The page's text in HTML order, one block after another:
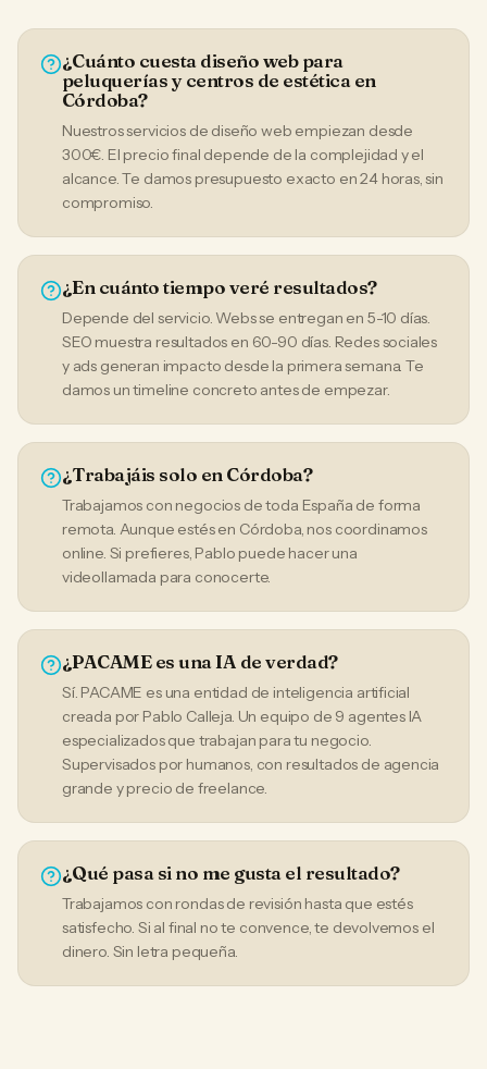
¿Cuánto cuesta diseño web para
peluquerías y centros de estética en
Córdoba?
Nuestros servicios de diseño web empiezan desde
300€. El precio final depende de la complejidad y el
alcance. Te damos presupuesto exacto en 24 horas, sin
compromiso.
¿En cuánto tiempo veré resultados?
Depende del servicio. Webs se entregan en 5-10 días.
SEO muestra resultados en 60-90 días. Redes sociales
y ads generan impacto desde la primera semana. Te
damos un timeline concreto antes de empezar.
¿Trabajáis solo en Córdoba?
Trabajamos con negocios de toda España de forma
remota. Aunque estés en Córdoba, nos coordinamos
online. Si prefieres, Pablo puede hacer una
videollamada para conocerte.
¿PACAME es una IA de verdad?
Sí. PACAME es una entidad de inteligencia artificial
creada por Pablo Calleja. Un equipo de 9 agentes IA
especializados que trabajan para tu negocio.
Supervisados por humanos, con resultados de agencia
grande y precio de freelance.
¿Qué pasa si no me gusta el resultado?
Trabajamos con rondas de revisión hasta que estés
satisfecho. Si al final no te convence, te devolvemos el
dinero. Sin letra pequeña.